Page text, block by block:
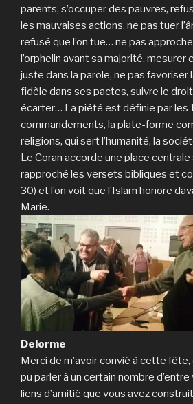
parents, s’occuper des pauvres,
les mauvaises actions, ne pas tuer
refusé que l’on tue… ne pas
l’orphelin avant sa majorité, mesurer
juste dans la parole, ne pas favoriser
fidèle dans ses pactes, suivre le
écarter… La piété est définie par les
commandements, la plate-forme
religions, qui sert l’humanité, la
Le Coran accorde une place centrale
rapproché les versets bibliques et
30) et l’on voit que l’Islam honore
Marie.
Delorme
Merci de m’avoir convié à cette fête,
pu parler à un certain nombre
liens d’amitié que vous avez